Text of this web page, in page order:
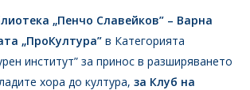
„Пенчо Славейков” – Варна
„ПроКултура” в Категорията
институт” за принос в разширяването
хора до култура, за Клуб на